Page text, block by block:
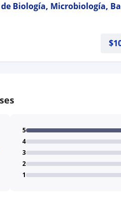
Biología, Microbiología,
Para niveles de
$
1
2
3
4
5